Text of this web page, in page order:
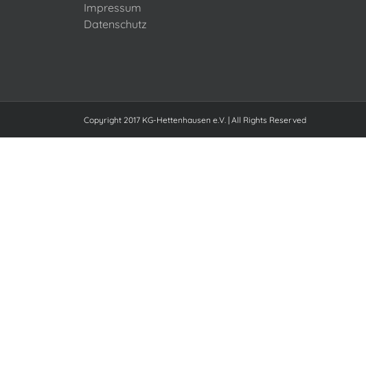
Impressum
Datenschutz
Copyright 2017 KG-Hettenhausen e.V. | All Rights Reserved